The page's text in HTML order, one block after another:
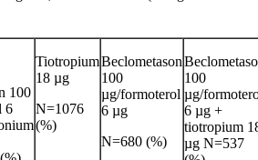
100
6
Tiotropium
18 µg
N=1076
(%)
Beclometason
100
µg/formoterol
6 µg
N=680 (%)
100
µg/
6 µg +
tiotropium
µg N=537